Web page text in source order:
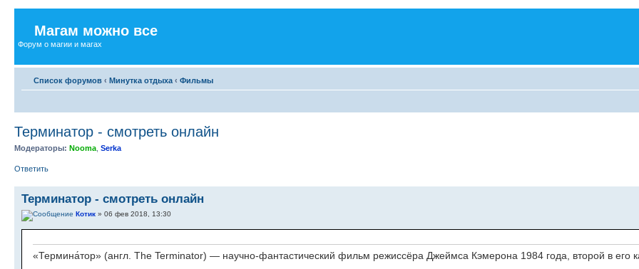
Магам можно все
Форум о магии и магах
Список форумов ‹ Минутка отдыха ‹ Фильмы
Терминатор - смотреть онлайн
Модераторы: Nooma Serka
Ответить
Терминатор - смотреть онлайн
Котик » 06 фев 2018, 13:30
«Термина́тор» (англ. The Terminator) — научно-фантастический фильм режиссёра Джеймса Кэмерона 1984 года, второй в его